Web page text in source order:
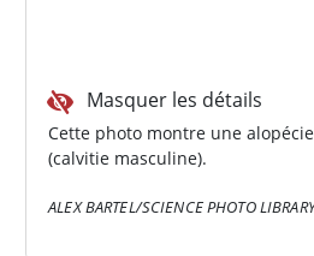
Masquer les détails
Cette photo montre une
(calvitie masculine).
ALEX BARTEL/SCIENCE PHOTO